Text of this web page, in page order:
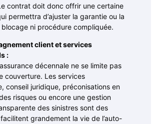
contrat doit donc offrir une certaine
permettra d’ajuster la garantie ou la
blocage ni procédure compliquée.
client et services
:
décennale ne se limite pas
couverture. Les services
conseil juridique, préconisations en
risques ou encore une gestion
des sinistres sont des
grandement la vie de l’auto-